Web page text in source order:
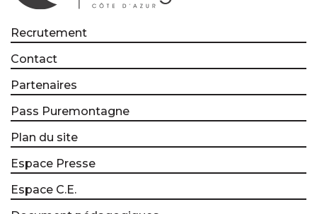
Recrutement
Contact
Partenaires
Pass Puremontagne
Plan du site
Espace Presse
Espace C.E.